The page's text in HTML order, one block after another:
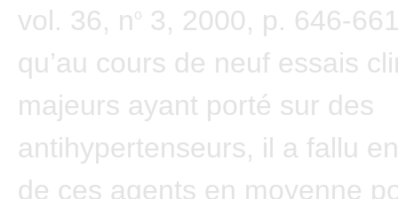
vol. 36, n o
3, 2000, p. 646-
qu’au cours de neuf essais
majeurs ayant porté sur des
antihypertenseurs, il a fallu
de ces agents en moyenne